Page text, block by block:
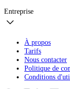
Entreprise
À propos
Tarifs
Nous contacter
Politique de
Conditions